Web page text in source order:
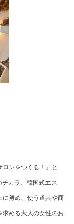
ンをつくる！』と
カラ、韓国式エス
に努め、使う道具や商
める大人の女性のお